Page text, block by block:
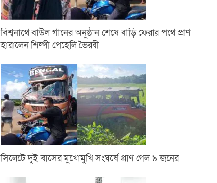
বিশ্বনাথে বাউল গানের অনুষ্ঠান শেষে বাড়ি ফেরার পথে প্রাণ
হারালেন শিল্পী পেহেলি ভৈরবী
সিলেটে দুই বাসের মুখোমুখি সংঘর্ষে প্রাণ গেল ৯ জনের